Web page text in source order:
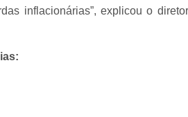
inflacionárias”, explicou o